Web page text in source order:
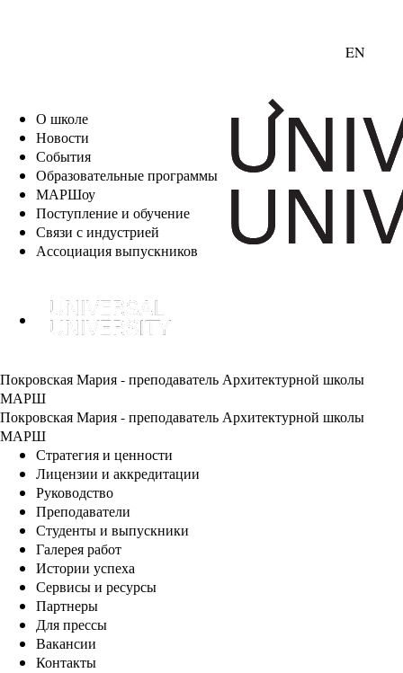
EN
О школе
Новости
События
Образовательные программы
МАРШоу
Поступление и обучение
Связи с индустрией
Ассоциация выпускников
Покровская Мария - преподаватель Архитектурной школы
МАРШ
Покровская Мария - преподаватель Архитектурной школы
МАРШ
Стратегия и ценности
Лицензии и аккредитации
Руководство
Преподаватели
Студенты и выпускники
Галерея работ
Истории успеха
Сервисы и ресурсы
Партнеры
Для прессы
Вакансии
Контакты